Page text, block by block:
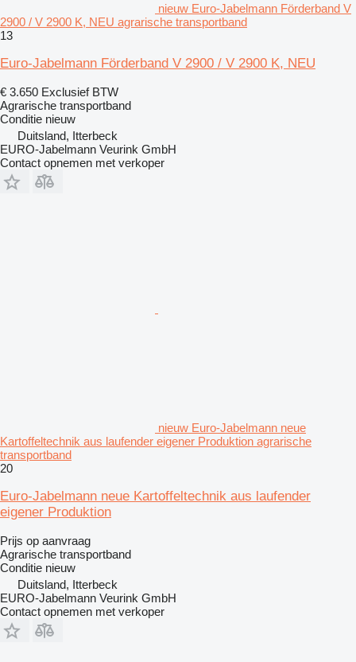
nieuw Euro-Jabelmann Förderband V
2900 / V 2900 K, NEU agrarische transportband
13
Euro-Jabelmann Förderband V 2900 / V 2900 K, NEU
€ 3.650 Exclusief BTW
Agrarische transportband
Conditie nieuw
Duitsland, Itterbeck
EURO-Jabelmann Veurink GmbH
Contact opnemen met verkoper
nieuw Euro-Jabelmann neue
Kartoffeltechnik aus laufender eigener Produktion agrarische
transportband
20
Euro-Jabelmann neue Kartoffeltechnik aus laufender
eigener Produktion
Prijs op aanvraag
Agrarische transportband
Conditie nieuw
Duitsland, Itterbeck
EURO-Jabelmann Veurink GmbH
Contact opnemen met verkoper